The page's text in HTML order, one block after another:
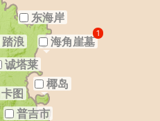
东海岸
踏浪
海角崖墓
1
诚塔莱
椰岛
卡图
普吉市